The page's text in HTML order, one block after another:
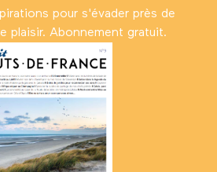
pour s'évader près de
plaisir. Abonnement gratuit.